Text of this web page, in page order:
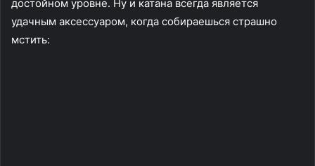
достойном уровне. Ну и катана всегда является
удачным аксессуаром, когда собираешься страшно
мстить: